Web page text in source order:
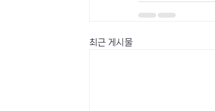
최근 게시물